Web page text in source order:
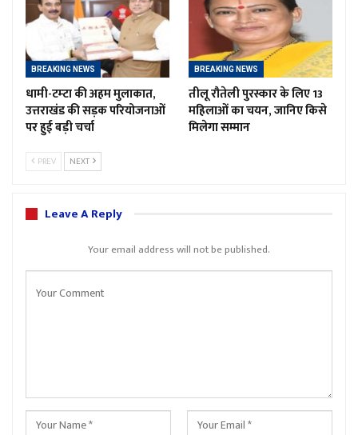
BREAKING NEWS
धामी-टम्टा की अहम मुलाकात,
उत्तराखंड की सड़क परियोजनाओं
पर हुई बड़ी चर्चा
BREAKING NEWS
तीलू रौतेली पुरस्कार के लिए 13
महिलाओं का चयन, जानिए किसे
मिलेगा सम्मान
PREV NEXT
Leave A Reply
Your email address will not be published.